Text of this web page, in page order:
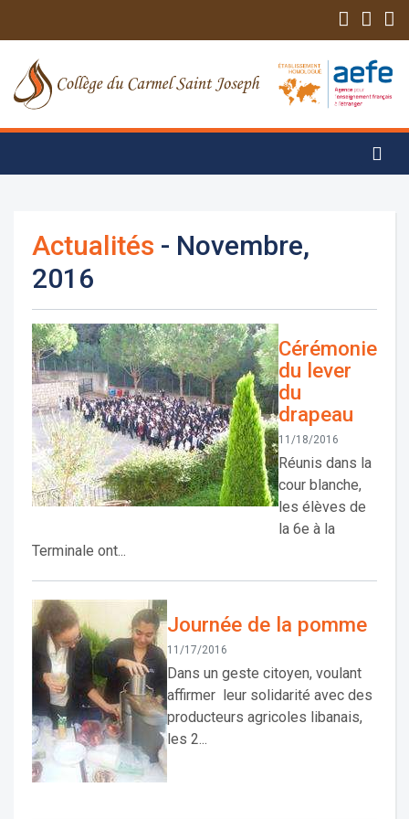
Actualités - Novembre,
2016
Cérémonie
du lever
du
drapeau
11/18/2016
Réunis dans la
cour blanche,
les élèves de
la 6e à la
Terminale ont...
Journée de la pomme
11/17/2016
Dans un geste citoyen, voulant
affirmer leur solidarité avec des
producteurs agricoles libanais,
les 2...